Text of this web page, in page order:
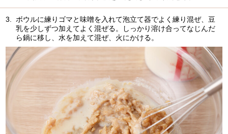
3. ボウルに練りゴマと味噌を入れて泡立て器でよく練り混ぜ、豆
乳を少しずつ加えてよく混ぜる。しっかり溶け合ってなじんだ
ら鍋に移し、水を加えて混ぜ、火にかける。